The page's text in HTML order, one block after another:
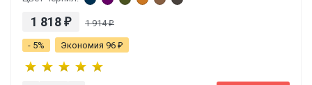
1 818 ₽ 1 914₽
- 5% Экономия 96 ₽